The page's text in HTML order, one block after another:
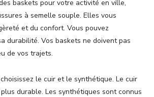
baskets pour votre activité en ville,
à semelle souple. Elles vous
et du confort. Vous pouvez
durabilité. Vos baskets ne doivent pas
de vos trajets.
le cuir et le synthétique. Le cuir
durable. Les synthétiques sont connus